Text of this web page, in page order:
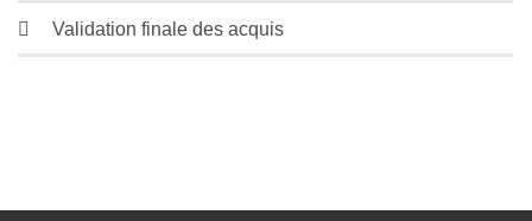
Validation finale des acquis